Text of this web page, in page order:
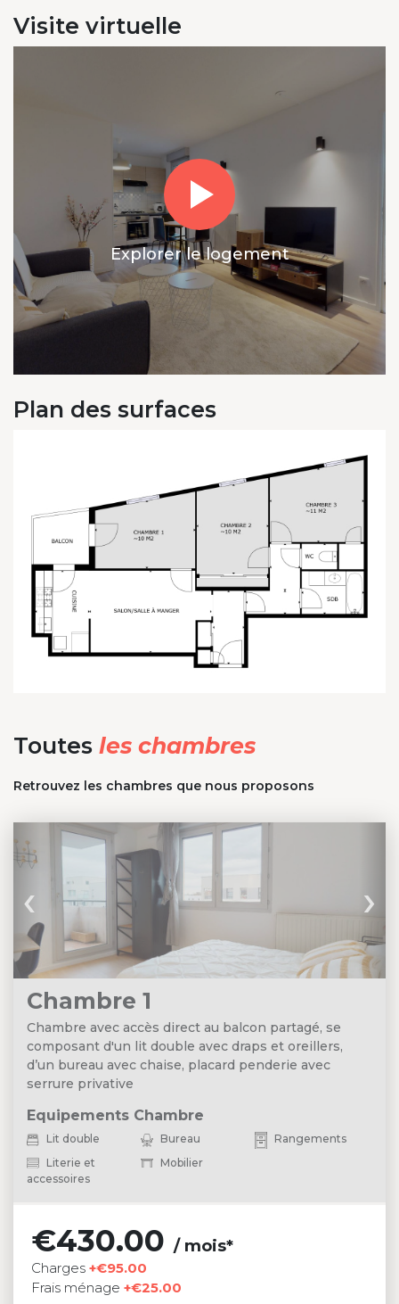
Visite virtuelle
Explorer le logement
Plan des surfaces
Toutes les chambres
Retrouvez les chambres que nous proposons
‹ ›
Chambre 1
Chambre avec accès direct au balcon partagé, se
composant d'un lit double avec draps et oreillers,
d’un bureau avec chaise, placard penderie avec
serrure privative
Equipements Chambre
Lit double Bureau
Rangements
Literie et
accessoires
Mobilier
€430.00 / mois*
Charges +€95.00
Frais ménage +€25.00